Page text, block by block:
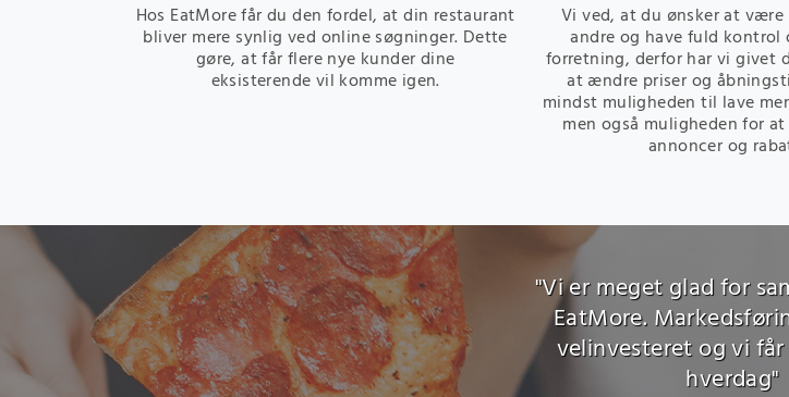
Hos EatMore får du den fordel, at din restaurant
bliver mere synlig ved online søgninger. Dette
gøre, at får flere nye kunder dine
eksisterende vil komme igen.
Vi ved, at du ønsker at
andre og have fuld kontrol
forretning, derfor har vi givet
at ændre priser og
mindst muligheden til lave
men også muligheden for
annoncer og
"Vi er meget glad for
EatMore.
velinvesteret og vi
hverdag"